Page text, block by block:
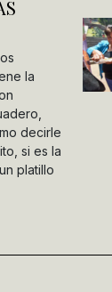
la
decirle
si es la
platillo